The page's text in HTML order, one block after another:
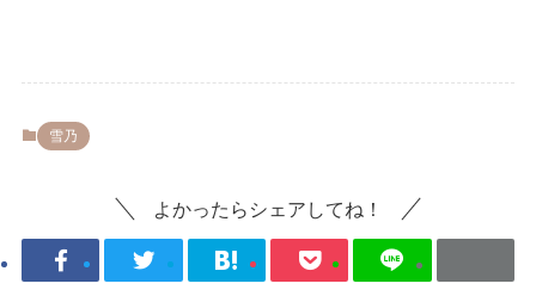
雪乃
よかったらシェアしてね！